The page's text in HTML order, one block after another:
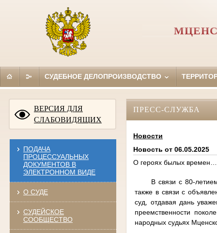
СУДЕБНОЕ ДЕЛОПРОИЗВОДСТВО
ВЕРСИЯ ДЛЯ
СЛАБОВИДЯЩИХ
ПОДАЧА
ПРОЦЕССУАЛЬНЫХ
ДОКУМЕНТОВ В
ЭЛЕКТРОННОМ ВИДЕ
О СУДЕ
СУДЕЙСКОЕ
СООБЩЕСТВО
ПРЕСС-СЛУЖБА
Новости
Новость от 06.05.2025
О героях былых времен…
В связи с 80-
также в связи с
суд, отдавая дань
преемственности
народных судьях